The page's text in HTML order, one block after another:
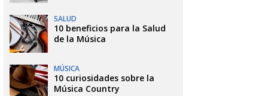
SALUD
10 beneficios para la Salud
de la Música
MÚSICA
10 curiosidades sobre la
Música Country